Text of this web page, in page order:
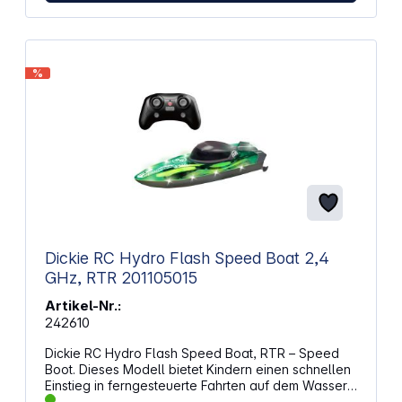
Lange Fahrzeit von 15 Minuten Länge: 220 mm
verschluckbarer Kleinteile.
%
Dickie RC Hydro Flash Speed Boat 2,4
GHz, RTR 201105015
Artikel-Nr.:
242610
Dickie RC Hydro Flash Speed Boat, RTR – Speed
Boot. Dieses Modell bietet Kindern einen schnellen
Einstieg in ferngesteuerte Fahrten auf dem Wasser